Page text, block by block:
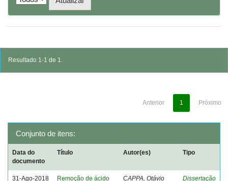
Resultado 1-1 de 1.
Anterior 1 Próximo
Conjunto de itens:
Data do
documento
Título Autor(es) Tipo
31-Ago-2018
Remoção de ácido
CAPPA, Otávio
Dissertação